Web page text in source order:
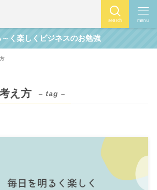
search menu
～く楽しくビジネスのお勉強
え方 – tag –